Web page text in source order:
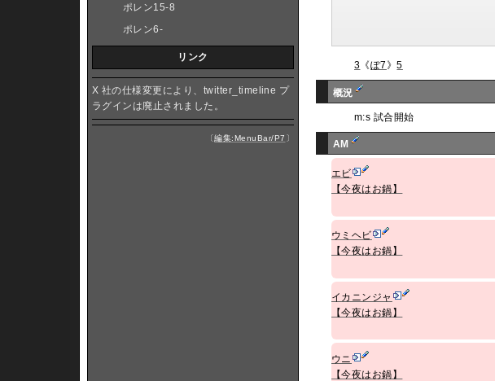
3 《ぽ7 》5
概況
m:s 試合開始
AM
エビ
【今夜はお鍋】
ウミヘビ
【今夜はお鍋】
イカニンジャ
【今夜はお鍋】
ウニ
【今夜はお鍋】
ポレン15-8
ポレン6-
リンク
X 社の仕様変更により、twitter_timeline プ
ラグインは廃止されました。
〔編集:MenuBar/P7 〕